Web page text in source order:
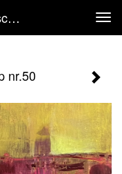
Sjane De Haan - Abstract Landschap Nr.50
nr.50